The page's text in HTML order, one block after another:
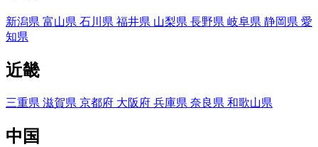
新潟県 富山県 石川県 福井県 山梨県 長野県 岐阜県 静岡県 愛
知県
近畿
三重県 滋賀県 京都府 大阪府 兵庫県 奈良県 和歌山県
中国